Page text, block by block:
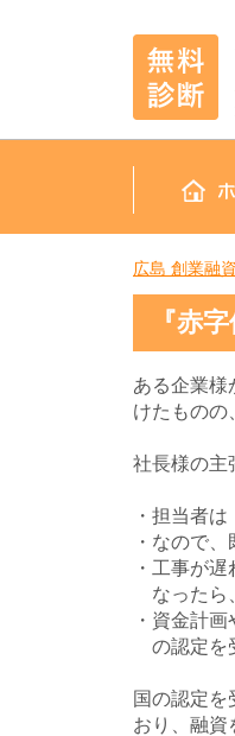
広島 創業融
『赤
ある企業様
けたものの
社長様の主
・担当者
・なので
・工事が
なったら
・資金計
の認定を
国の認定を
おり、融資